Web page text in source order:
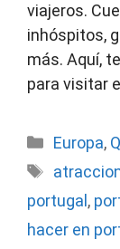
viajeros.
inhóspitos,
más. Aquí,
para visitar
Europa,
portugal ,
hacer en